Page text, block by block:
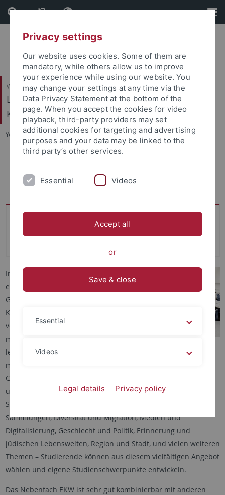
Skip
to
content
Skip
to
footer
Wirtschafts- und Sozialwissenschaftliche Fakultät
Ludwig-Uhland-Institut für Empirische
Kulturwissenschaft
You are here: Startseite ... Bachelor Nebenfach
Studienaufbau Nebenfach EKW
Bachelor Nebenfach Empirische
Kulturwissenschaft
Im Bachelor Nebenfach EKW
erwerben Studierende
Grundlagenkenntnisse darin,
Kultur in ihrer Komplexität zu
verstehen und auch selbst
mitzugestalten. Studierende
lernen Routinen, Beziehungen und Ordnungen des
menschlichen Zusammenlebens in modernen europäischen
Gesellschaften zu erkennen und sie mit sozialen, historischen
und politischen Entwicklungen in Verbindung zu setzen. Zum
Studium gehört die Beschäftigung mit Museen und
Sammlungen, Diversität und Migration, Medien und
Digitalisierung, Geschlecht und Politik, Erinnerung und
jüdischen Lebenswelten, Region und Stadt, und vielen weiteren
Themen – Studierende können aus diesem vielfältigen Angebot
wählen und eigene Studienschwerpunkte entwickeln.
Das Nebenfach EKW ist sehr gut kombinierbar mit anderen
Privacy settings
Our website uses cookies. Some of them are
mandatory, while others allow us to improve
your experience while using our website. You
may change your settings at any time via the
Data Privacy Statement at the bottom of the
page. When you accept the cookies for video
playback, third-party providers may set
additional cookies for targeting and advertising
purposes and your data may be linked to the
third party’s other services.
Essential Videos
Accept all
or
Save & close
Essential
Videos
Legal details Privacy policy